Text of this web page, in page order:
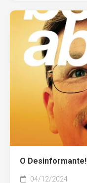
O Desinformante!
04/12/2024